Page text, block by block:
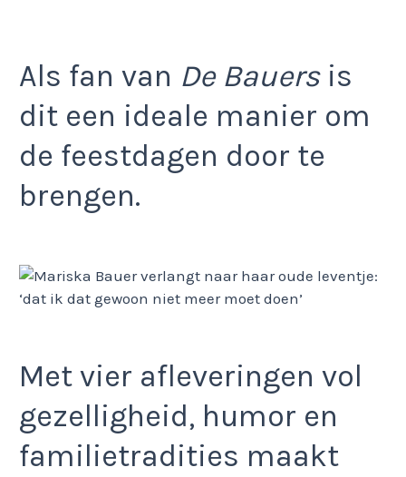
Als fan van De Bauersis
dit een ideale manier om
de feestdagen door te
brengen.
Met vier afleveringen vol
gezelligheid, humor en
familietradities maakt